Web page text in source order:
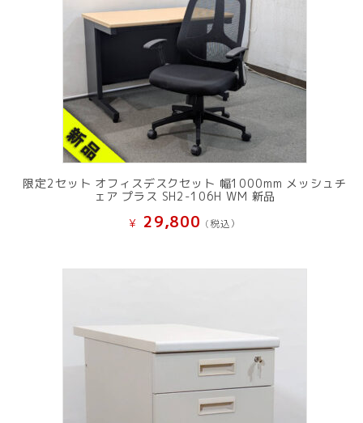
限定2セット オフィスデスクセット 幅1000mm メッシュチ
ェア プラス SH2-106H WM 新品
¥ 29,800 (税込）